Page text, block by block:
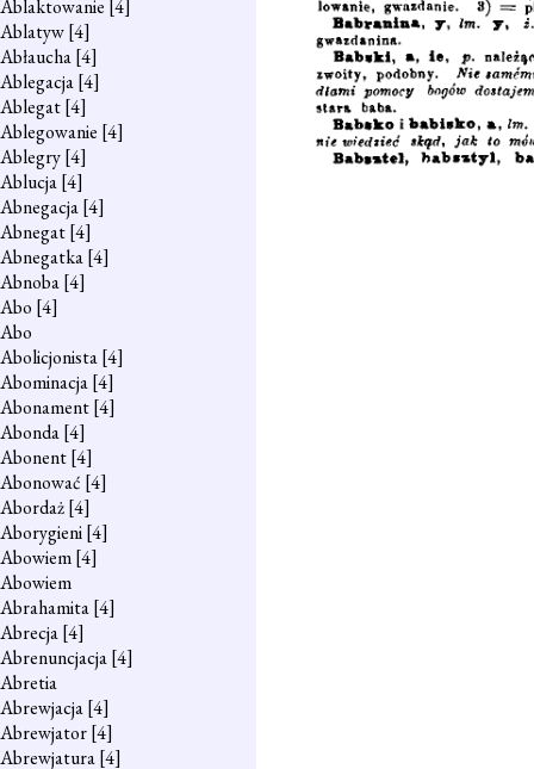
Ablaktowanie [4]
Ablatyw[4]
Abłaucha[4]
Ablegacja[4]
Ablegat[4]
Ablegowanie [4]
Ablegry[4]
Ablucja[4]
Abnegacja[4]
Abnegat[4]
Abnegatka[4]
Abnoba[4]
Abo [4]
Abo
Abolicjonista[4]
Abominacja[4]
Abonament[4]
Abonda[4]
Abonent[4]
Abonować [4]
Abordaż[4]
Aborygieni[4]
Abowiem[4]
Abowiem
Abrahamita[4]
Abrecja[4]
Abrenuncjacja[4]
Abretia
Abrewjacja[4]
Abrewjator[4]
Abrewjatura[4]